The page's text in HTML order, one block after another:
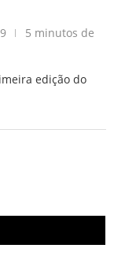
5 minutos de
edição do